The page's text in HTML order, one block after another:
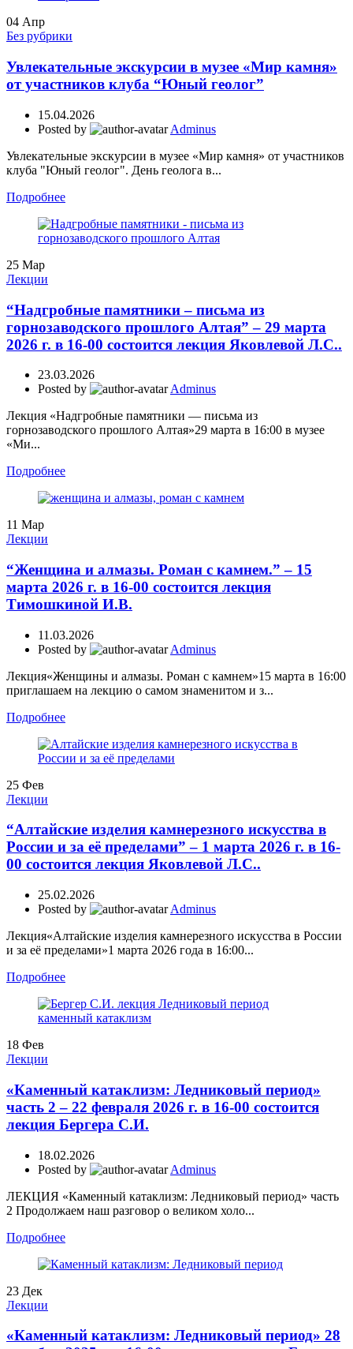
04 Апр
Без рубрики
Увлекательные экскурсии в музее «Мир камня»
от участников клуба “Юный геолог”
15.04.2026
Posted by
Adminus
Увлекательные экскурсии в музее «Мир камня» от участников
клуба "Юный геолог". День геолога в...
Подробнее
25 Мар
Лекции
“Надгробные памятники – письма из
горнозаводского прошлого Алтая” – 29 марта
2026 г. в 16-00 состоится лекция Яковлевой Л.С..
23.03.2026
Posted by
Adminus
Лекция «Надгробные памятники — письма из
горнозаводского прошлого Алтая»29 марта в 16:00 в музее
«Ми...
Подробнее
11 Мар
Лекции
“Женщина и алмазы. Роман с камнем.” – 15
марта 2026 г. в 16-00 состоится лекция
Тимошкиной И.В.
11.03.2026
Posted by
Adminus
Лекция«Женщины и алмазы. Роман с камнем»15 марта в 16:00
приглашаем на лекцию о самом знаменитом и з...
Подробнее
25 Фев
Лекции
“Алтайские изделия камнерезного искусства в
России и за её пределами” – 1 марта 2026 г. в 16-
00 состоится лекция Яковлевой Л.С..
25.02.2026
Posted by
Adminus
Лекция«Алтайские изделия камнерезного искусства в России
и за её пределами»1 марта 2026 года в 16:00...
Подробнее
18 Фев
Лекции
«Каменный катаклизм: Ледниковый период»
часть 2 – 22 февраля 2026 г. в 16-00 состоится
лекция Бергера С.И.
18.02.2026
Posted by
Adminus
ЛЕКЦИЯ «Каменный катаклизм: Ледниковый период» часть
2 Продолжаем наш разговор о великом холо...
Подробнее
23 Дек
Лекции
«Каменный катаклизм: Ледниковый период» 28